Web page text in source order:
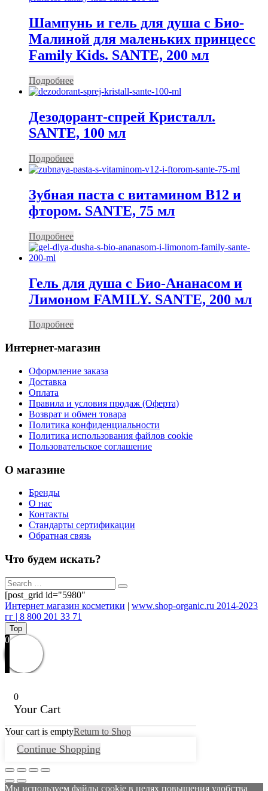
Шампунь и гель для душа с Био-
Малиной для маленьких принцесс
Family Kids. SANTE, 200 мл
Подробнее
Дезодорант-спрей Кристалл.
SANTE, 100 мл
Подробнее
Зубная паста с витамином В12 и
фтором. SANTE, 75 мл
Подробнее
Гель для душа с Био-Ананасом и
Лимоном FAMILY. SANTE, 200 мл
Подробнее
Интернет-магазин
Оформление заказа
Доставка
Оплата
Правила и условия продаж (Оферта)
Возврат и обмен товара
Политика конфиденциальности
Политика использования файлов cookie
Пользовательское соглашение
О магазине
Бренды
О нас
Контакты
Стандарты сертификации
Обратная связь
Что будем искать?
[post_grid id="5980"
Интернет магазин косметики | www.shop-organic.ru 2014-2023
гг | 8 800 201 33 71
Top
0
0
Your Cart
Your cart is emptyReturn to Shop
Continue Shopping
Мы используем файлы cookie в целях повышения удобства